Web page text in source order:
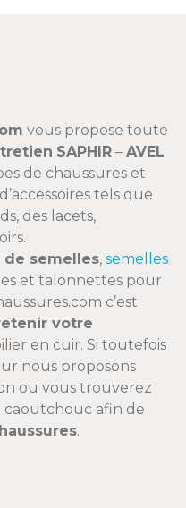
vous propose toute
SAPHIR – AVEL
de chaussures et
tels que
des lacets,
de semelles, semelles
et talonnettes pour
c’est
votre
en cuir. Si toutefois
nous proposons
ou vous trouverez
caoutchouc afin de
.